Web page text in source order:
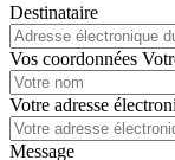
Destinataire
Vos coordonnées
Votre adresse
Message